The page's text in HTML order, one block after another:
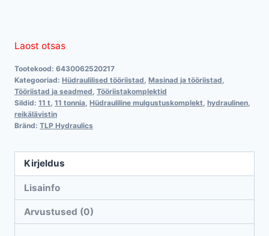
Laost otsas
Tootekood: 6430062520217
Kategooriad: Hüdraulilised tööriistad Masinad ja tööriistad
Tööriistad ja seadmed Tööriistakomplektid
Sildid: 11 t 11 tonnia Hüdrauliline mulgustuskomplekt hydraulinen
reikälävistin
Bränd: TLP Hydraulics
Kirjeldus
Lisainfo
Arvustused (0)